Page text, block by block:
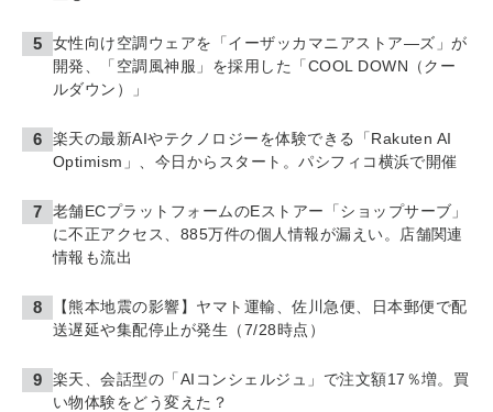
女性向け空調ウェアを「イーザッカマニアストア―ズ」が
開発、「空調風神服」を採用した「COOL DOWN（クー
ルダウン）」
楽天の最新AIやテクノロジーを体験できる「Rakuten AI
Optimism」、今日からスタート。パシフィコ横浜で開催
老舗ECプラットフォームのEストアー「ショップサーブ」
に不正アクセス、885万件の個人情報が漏えい。店舗関連
情報も流出
【熊本地震の影響】ヤマト運輸、佐川急便、日本郵便で配
送遅延や集配停止が発生（7/28時点）
楽天、会話型の「AIコンシェルジュ」で注文額17％増。買
い物体験をどう変えた？